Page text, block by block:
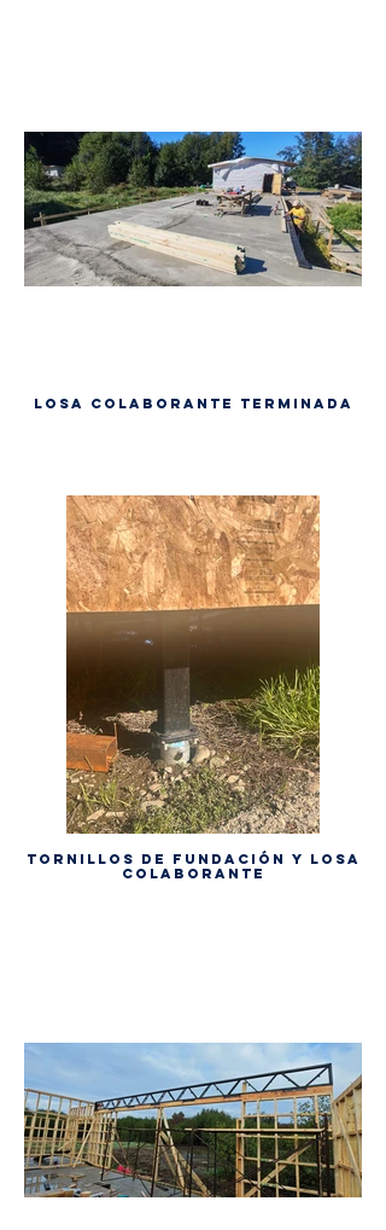
Losa colaborante terminada
Tornillos de fundación y losa
colaborante